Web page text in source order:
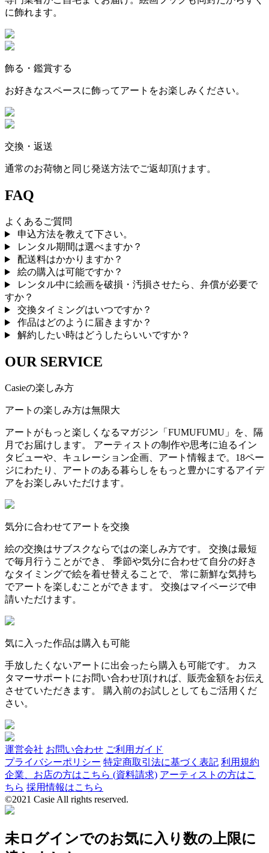
に飾れます。
飾る・鑑賞する
お好きなスペースに飾ってアートをお楽しみください。
交換・返送
通常のお荷物と同じ発送方法でご返却頂けます。
FAQ
よくあるご質問
申込方法を教えて下さい。
レンタル期間は選べますか？
配送料はかかりますか？
絵の購入は可能ですか？
レンタル中に絵画を破損・汚損させたら、弁償が必要で
すか？
交換タイミングはいつですか？
作品はどのように届きますか？
解約したい時はどうしたらいいですか？
OUR SERVICE
Casieの楽しみ方
アートの楽しみ方は無限大
アートがもっと楽しくなるマガジン「FUMUFUMU」を、隔
月でお届けします。 アーティストの制作や思考に迫るイン
タビューや、キュレーション企画、アート情報まで。18ペー
ジにわたり、アートのある暮らしをもっと豊かにするアイデ
アをお楽しみいただけます。
気分に合わせてアートを交換
絵の交換はサブスクならではの楽しみ方です。 交換は最短
で毎月行うことができ、 季節や気分に合わせて自分の好き
なタイミングで絵を着せ替えることで、 常に新鮮な気持ち
でアートを楽しむことができます。 交換はマイページで申
請いただけます。
気に入った作品は購入も可能
手放したくないアートに出会ったら購入も可能です。 カス
タマーサポートにお問い合わせ頂ければ、販売金額をお伝え
させていただきます。 購入前のお試しとしてもご活用くだ
さい。
運営会社 お問い合わせ ご利用ガイド
プライバシーポリシー 特定商取引法に基づく表記 利用規約
企業、お店の方はこちら (資料請求) アーティストの方はこ
ちら 採用情報はこちら
©2021 Casie All rights reserved.
未ログインでのお気に入り数の上限に